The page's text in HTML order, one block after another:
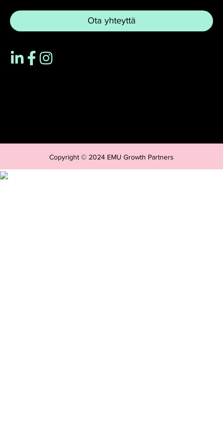
Ota yhteyttä
Copyright © 2024 EMU Growth Partners